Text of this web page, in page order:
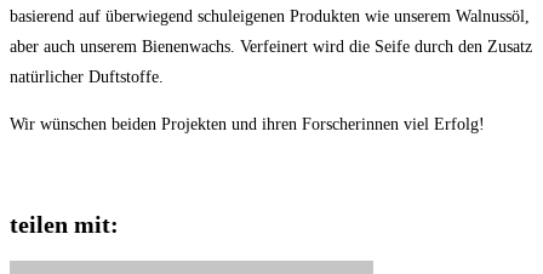
basierend auf überwiegend schuleigenen Produkten wie unserem Walnussöl,
aber auch unserem Bienenwachs. Verfeinert wird die Seife durch den Zusatz
natürlicher Duftstoffe.
Wir wünschen beiden Projekten und ihren Forscherinnen viel Erfolg!
teilen mit: